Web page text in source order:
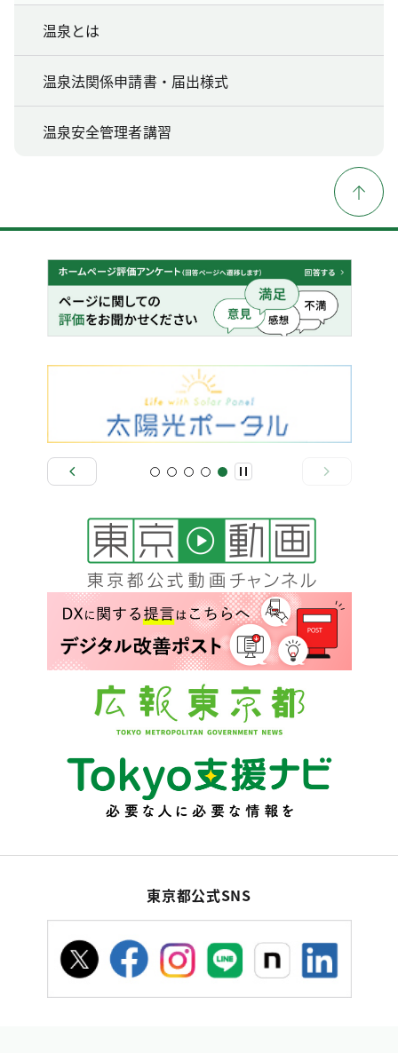
温泉とは
温泉法関係申請書・届出様式
温泉安全管理者講習
東京都公式SNS